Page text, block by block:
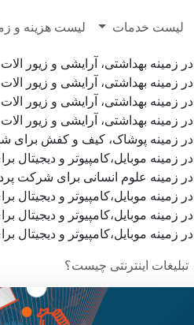
لیست خدمات لیست هزینه و
در زمینه بهداشتی، آرایشی و زیور الات برای
در زمینه بهداشتی، آرایشی و زیور الات برای
در زمینه بهداشتی، آرایشی و زیور الات برای
در زمینه بهداشتی، آرایشی و زیور الات برای
در زمینه پوشاک، کیف و کفش برای شرکت پیکوتویز
در زمینه موبایل،کامپیوتر و دیجیتال برای
در زمینه علوم انسانی برای شرکت پردیس بین
در زمینه موبایل،کامپیوتر و دیجیتال برای شرکت
در زمینه موبایل،کامپیوتر و دیجیتال برای
در زمینه موبایل،کامپیوتر و دیجیتال برای شرکت
تبلیغات اینترنتی چیست؟